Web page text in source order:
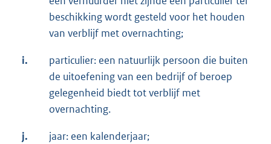
beschikking wordt gesteld voor het houden
van verblijf met overnachting;
i.
particulier: een natuurlijk persoon die buiten
de uitoefening van een bedrijf of beroep
gelegenheid biedt tot verblijf met
overnachting.
j. jaar: een kalenderjaar;